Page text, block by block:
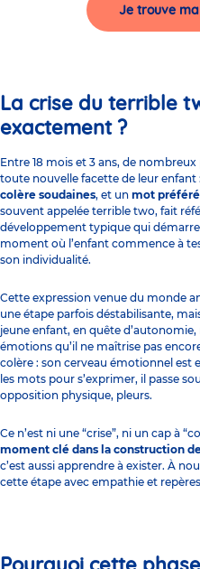
Je trouve
La crise du terrible
exactement ?
Entre 18 mois et 3 ans, de
toute nouvelle facette de leur enfant :
colère soudaines, et un mot
souvent appelée terrible two, fait
développement typique qui démarre
moment où l’enfant commence à
son individualité.
Cette expression venue du monde
une étape parfois déstabilisante,
jeune enfant, en quête
émotions qu’il ne maîtrise pas
colère : son cerveau émotionnel est
les mots pour s’exprimer, il passe
opposition physique, pleurs.
Ce n’est ni une “crise”, ni un cap à
moment clé dans la construction
c’est aussi apprendre à exister. À
cette étape avec empathie et